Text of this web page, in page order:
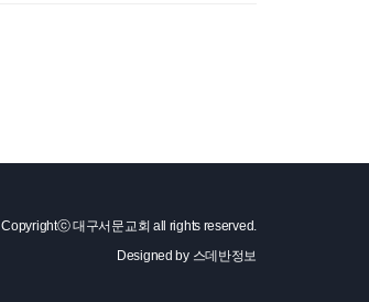
Copyrightⓒ 대구서문교회 all rights reserved.
Designed by 스데반정보